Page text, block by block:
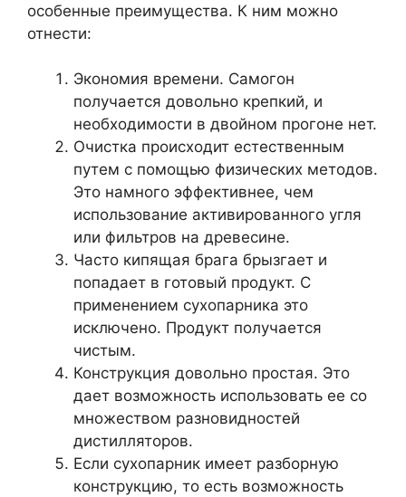
особенные преимущества. К ним можно
отнести:
Экономия времени. Самогон
получается довольно крепкий, и
необходимости в двойном прогоне нет.
Очистка происходит естественным
путем с помощью физических методов.
Это намного эффективнее, чем
использование активированного угля
или фильтров на древесине.
Часто кипящая брага брызгает и
попадает в готовый продукт. С
применением сухопарника это
исключено. Продукт получается
чистым.
Конструкция довольно простая. Это
дает возможность использовать ее со
множеством разновидностей
дистилляторов.
Если сухопарник имеет разборную
конструкцию, то есть возможность